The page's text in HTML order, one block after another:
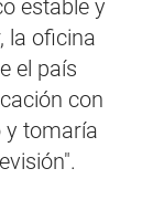
estable y
la oficina
el país
con
y tomaría